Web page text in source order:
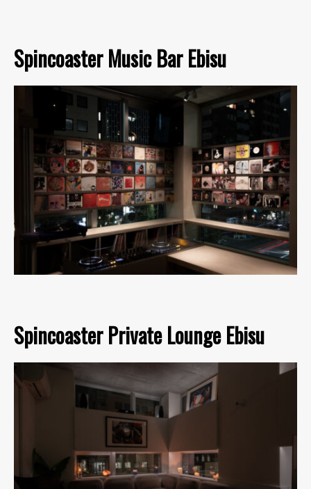
Spincoaster Music Bar Ebisu
Spincoaster Private Lounge Ebisu